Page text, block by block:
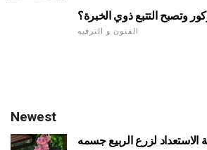
وتصبح التتبع ذوي الخبرة؟
الفنون و الترفيه
Newest
الاستعداد لزرع الربيع جسمه